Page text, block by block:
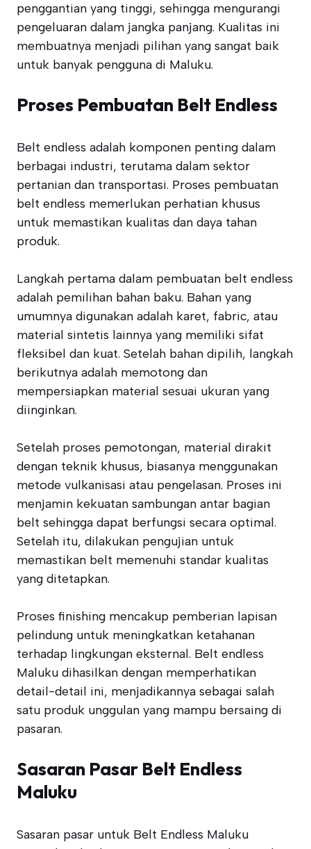
penggantian yang tinggi, sehingga mengurangi
pengeluaran dalam jangka panjang. Kualitas ini
membuatnya menjadi pilihan yang sangat baik
untuk banyak pengguna di Maluku.
Proses Pembuatan Belt Endless
Belt endless adalah komponen penting dalam
berbagai industri, terutama dalam sektor
pertanian dan transportasi. Proses pembuatan
belt endless memerlukan perhatian khusus
untuk memastikan kualitas dan daya tahan
produk.
Langkah pertama dalam pembuatan belt endless
adalah pemilihan bahan baku. Bahan yang
umumnya digunakan adalah karet, fabric, atau
material sintetis lainnya yang memiliki sifat
fleksibel dan kuat. Setelah bahan dipilih, langkah
berikutnya adalah memotong dan
mempersiapkan material sesuai ukuran yang
diinginkan.
Setelah proses pemotongan, material dirakit
dengan teknik khusus, biasanya menggunakan
metode vulkanisasi atau pengelasan. Proses ini
menjamin kekuatan sambungan antar bagian
belt sehingga dapat berfungsi secara optimal.
Setelah itu, dilakukan pengujian untuk
memastikan belt memenuhi standar kualitas
yang ditetapkan.
Proses finishing mencakup pemberian lapisan
pelindung untuk meningkatkan ketahanan
terhadap lingkungan eksternal. Belt endless
Maluku dihasilkan dengan memperhatikan
detail-detail ini, menjadikannya sebagai salah
satu produk unggulan yang mampu bersaing di
pasaran.
Sasaran Pasar Belt Endless
Maluku
Sasaran pasar untuk Belt Endless Maluku